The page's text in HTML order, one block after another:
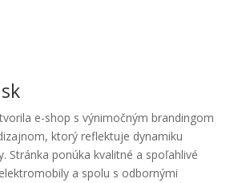
e-shop s výnimočným brandingom
ktorý reflektuje dynamiku
Stránka ponúka kvalitné a spoľahlivé
a spolu s odbornými